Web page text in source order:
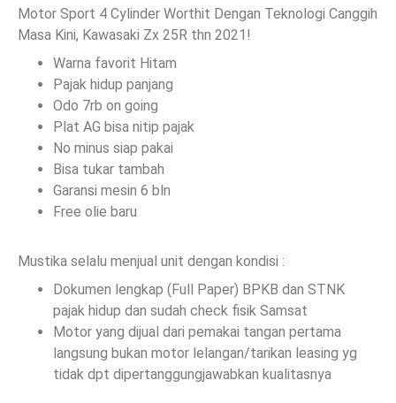
Motor Sport 4 Cylinder Worthit Dengan Teknologi Canggih
Masa Kini, Kawasaki Zx 25R thn 2021!
Warna favorit Hitam
Pajak hidup panjang
Odo 7rb on going
Plat AG bisa nitip pajak
No minus siap pakai
Bisa tukar tambah
Garansi mesin 6 bln
Free olie baru
Mustika selalu menjual unit dengan kondisi :
Dokumen lengkap (Full Paper) BPKB dan STNK
pajak hidup dan sudah check fisik Samsat
Motor yang dijual dari pemakai tangan pertama
langsung bukan motor lelangan/tarikan leasing yg
tidak dpt dipertanggungjawabkan kualitasnya